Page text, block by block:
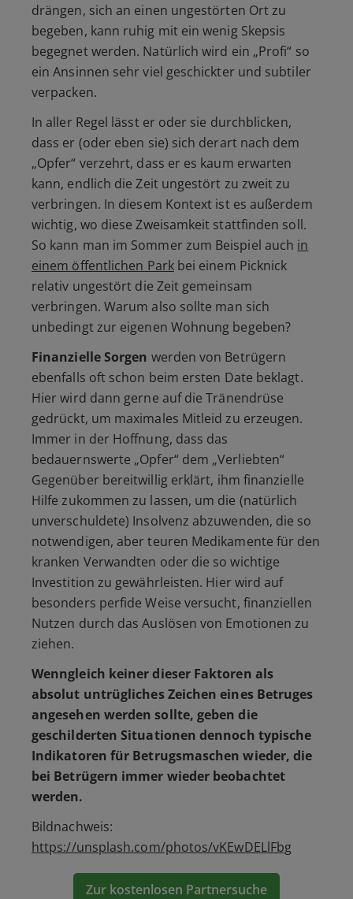
drängen, sich an einen ungestörten Ort zu
begeben, kann ruhig mit ein wenig Skepsis
begegnet werden. Natürlich wird ein „Profi“ so
ein Ansinnen sehr viel geschickter und subtiler
verpacken.
In aller Regel lässt er oder sie durchblicken,
dass er (oder eben sie) sich derart nach dem
„Opfer“ verzehrt, dass er es kaum erwarten
kann, endlich die Zeit ungestört zu zweit zu
verbringen. In diesem Kontext ist es außerdem
wichtig, wo diese Zweisamkeit stattfinden soll.
So kann man im Sommer zum Beispiel auch in
einem öffentlichen Parkbei einem Picknick
relativ ungestört die Zeit gemeinsam
verbringen. Warum also sollte man sich
unbedingt zur eigenen Wohnung begeben?
Finanzielle Sorgen werden von Betrügern
ebenfalls oft schon beim ersten Date beklagt.
Hier wird dann gerne auf die Tränendrüse
gedrückt, um maximales Mitleid zu erzeugen.
Immer in der Hoffnung, dass das
bedauernswerte „Opfer“dem „Verliebten“
Gegenüber bereitwillig erklärt, ihm finanzielle
Hilfe zukommen zu lassen, um die (natürlich
unverschuldete) Insolvenz abzuwenden, die so
notwendigen, aber teuren Medikamente für den
kranken Verwandten oder die so wichtige
Investition zu gewährleisten. Hier wird auf
besonders perfide Weise versucht, finanziellen
Nutzen durch das Auslösen von Emotionen zu
ziehen.
Wenngleich keiner dieser Faktoren als
absolut untrügliches Zeichen eines Betruges
angesehen werden sollte, geben die
geschilderten Situationen dennoch typische
Indikatoren für Betrugsmaschen wieder, die
bei Betrügern immer wieder beobachtet
werden.
Bildnachweis:
https://unsplash.com/photos/vKEwDELlFbg
Zur kostenlosen Partnersuche